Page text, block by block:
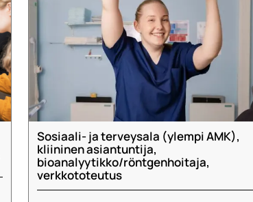
Sosiaali- ja terveysala (ylempi AMK),
kliininen asiantuntija,
bioanalyytikko/röntgenhoitaja,
verkkototeutus